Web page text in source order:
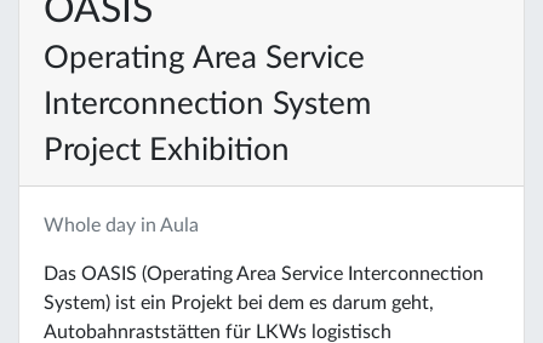
OASIS
Operating Area Service
Interconnection System
Project Exhibition
Whole day in Aula
Das OASIS (Operating Area Service Interconnection
System) ist ein Projekt bei dem es darum geht,
Autobahnraststätten für LKWs logistisch